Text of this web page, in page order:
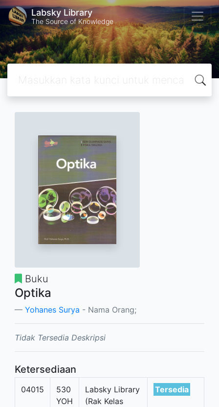
Labsky Library
The Source of Knowledge
Buku
Optika
Yohanes Surya - Nama Orang;
Tidak Tersedia Deskripsi
Ketersediaan
04015
530
YOH
Labsky Library
(Rak Kelas
Tersedia